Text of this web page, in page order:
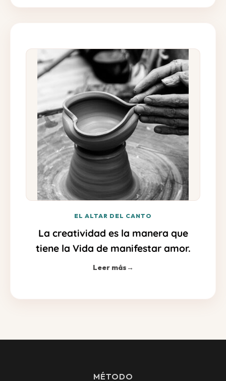
EL ALTAR DEL CANTO
La creatividad es la manera que
tiene la Vida de manifestar amor.
Leer más→
MÉTODO